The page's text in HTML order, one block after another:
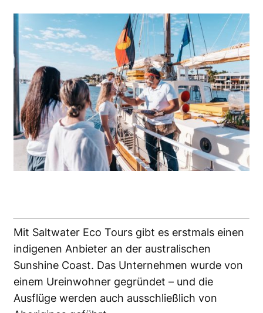
Mit Saltwater Eco Tours gibt es erstmals einen
indigenen Anbieter an der australischen
Sunshine Coast. Das Unternehmen wurde von
einem Ureinwohner gegründet – und die
Ausflüge werden auch ausschließlich von